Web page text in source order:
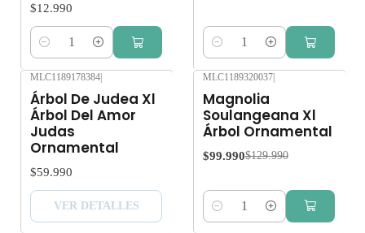
$12.990
Cantidad Cantidad
MLC1189178384
Árbol De Judea Xl
Árbol Del Amor
Judas
Ornamental
$59.990
VER DETALLES
MLC1189320037
Magnolia
Soulangeana Xl
Árbol Ornamental
$99.990$129.990
Cantidad